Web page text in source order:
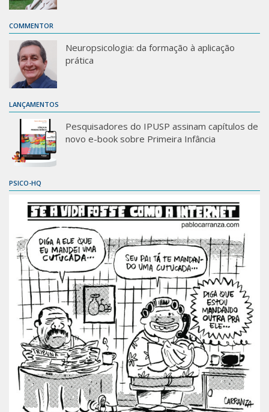
COMMENTOR
Neuropsicologia: da formação à aplicação
prática
LANÇAMENTOS
Pesquisadores do IPUSP assinam capítulos de
novo e-book sobre Primeira Infância
PSICO-HQ